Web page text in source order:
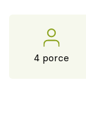
4 porce